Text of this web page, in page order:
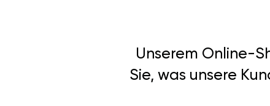
Unserem Online-
Sie, was unsere